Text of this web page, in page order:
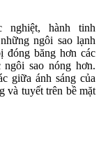
nghiệt, hành tinh
ngôi sao lạnh
đóng băng hơn các
ngôi sao nóng hơn.
giữa ánh sáng của
và tuyết trên bề mặt